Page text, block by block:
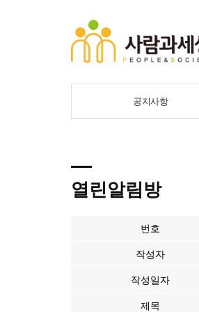
공지사항
열린알림방
번호
작성자
작성일자
제목